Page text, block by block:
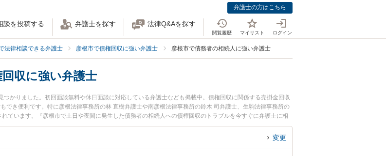
弁護士の方はこちら
談を投稿する 弁護士を探す 法律Q&Aを探す
閲覧履歴 マイリスト ログイン
法律相談できる弁護士 彦根市で債権回収に強い弁護士 彦根市で債務者の相続人に強い弁護士
収に強い弁護士
かりました。初回面談無料や休日面談に対応している弁護士なども掲載中。債権回収に関係する売掛金回収
でき便利です。特に彦根法律事務所の林 直樹弁護士や南彦根法律事務所の鈴木 司弁護士、生駒法律事務所の
ています。『彦根市で土日や夜間に発生した債務者の相続人への債権回収のトラブルを今すぐに弁護士に相
な近くの弁護士を検索したい』『初回相談無料で債務者の相続人への債権回収を法律相談できる彦根市内の弁
変更